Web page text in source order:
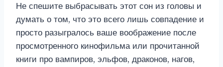
Не спешите выбрасывать этот сон из головы и
думать о том, что это всего лишь совпадение и
просто разыгралось ваше воображение после
просмотренного кинофильма или прочитанной
книги про вампиров, эльфов, драконов, нагов,